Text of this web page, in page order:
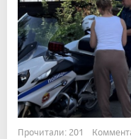
Прочитали: 201